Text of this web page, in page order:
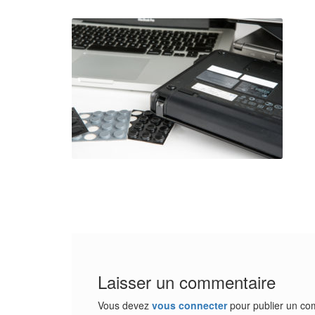
Laisser un commentaire
Vous devez vous connecterpour publier un